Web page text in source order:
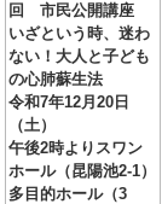
回 市民公開講座
いざという時、迷わ
ない！大人と子ども
の心肺蘇生法
令和7年12月20日
（土）
午後2時よりスワン
ホール（昆陽池2-1）
多目的ホール（3